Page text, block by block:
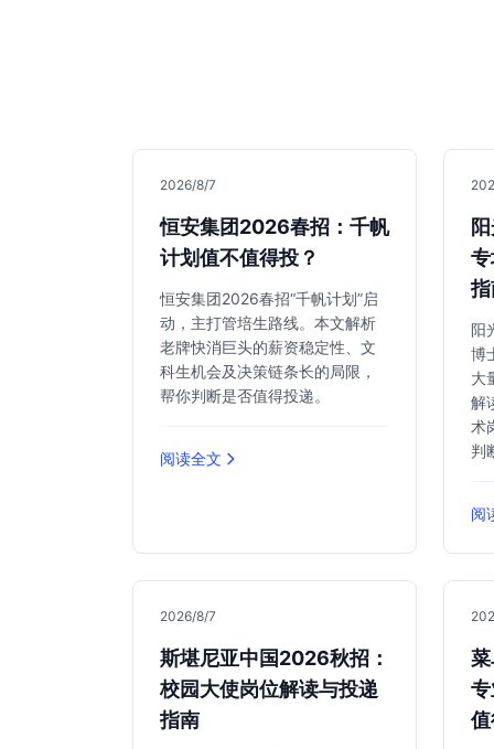
2026/8/7
恒安集团2026春招：千帆
计划值不值得投？
恒安集团2026春招“千帆计划”启
动，主打管培生路线。本文解析
老牌快消巨头的薪资稳定性、文
科生机会及决策链条长的局限，
帮你判断是否值得投递。
阅读全文
阳
博
大
解
术
判
阅
2026/8/7
斯堪尼亚中国2026秋招：
校园大使岗位解读与投递
指南